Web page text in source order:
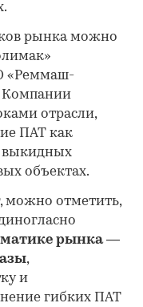
рынка можно
«Реммаш-
Компании
отрасли,
ПАТ как
выкидных
объектах.
можно отметить,
рынка —
,
и
гибких ПАТ